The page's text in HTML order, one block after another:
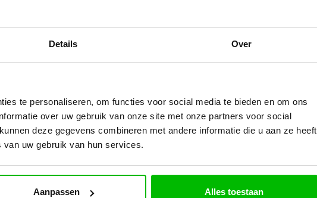
Details Over
te personaliseren, om functies voor social media te bieden en om ons
over uw gebruik van onze site met onze partners voor social
deze gegevens combineren met andere informatie die u aan ze heeft
uw gebruik van hun services.
Aanpassen Alles toestaan